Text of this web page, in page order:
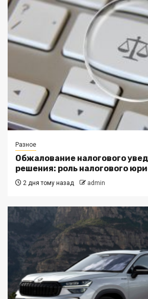
Разное
Обжалование налогового
решения: роль налогового
2 дня тому назад admin